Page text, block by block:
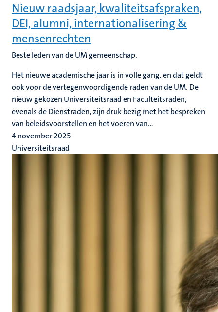
Nieuw raadsjaar, kwaliteitsafspraken,
DEI, alumni, internationalisering &
mensenrechten
Beste leden van de UM gemeenschap,
Het nieuwe academische jaar is in volle gang, en dat geldt
ook voor de vertegenwoordigende raden van de UM. De
nieuw gekozen Universiteitsraad en Faculteitsraden,
evenals de Dienstraden, zijn druk bezig met het bespreken
van beleidsvoorstellen en het voeren van...
4 november 2025
Universiteitsraad